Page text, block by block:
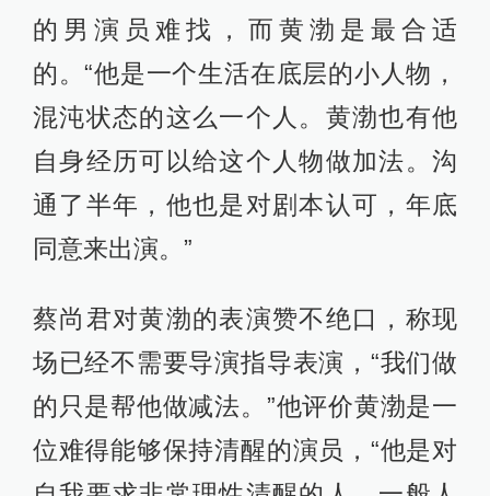
的男演员难找，而黄渤是最合适
的。“他是一个生活在底层的小人物，
混沌状态的这么一个人。黄渤也有他
自身经历可以给这个人物做加法。沟
通了半年，他也是对剧本认可，年底
同意来出演。”
蔡尚君对黄渤的表演赞不绝口，称现
场已经不需要导演指导表演，“我们做
的只是帮他做减法。”他评价黄渤是一
位难得能够保持清醒的演员，“他是对